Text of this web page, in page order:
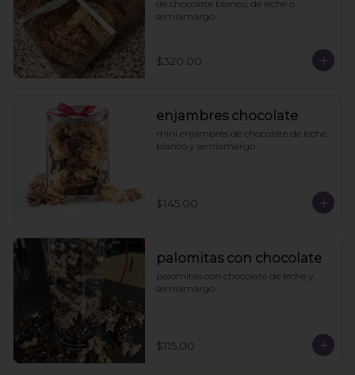
de chocolate blanco, de leche o
semiamargo
$320.00
enjambres chocolate
mini enjambres de chocolate de leche,
blanco y semiamargo
$145.00
palomitas con chocolate
palomitas con chocolate de leche y
semiamargo
$115.00